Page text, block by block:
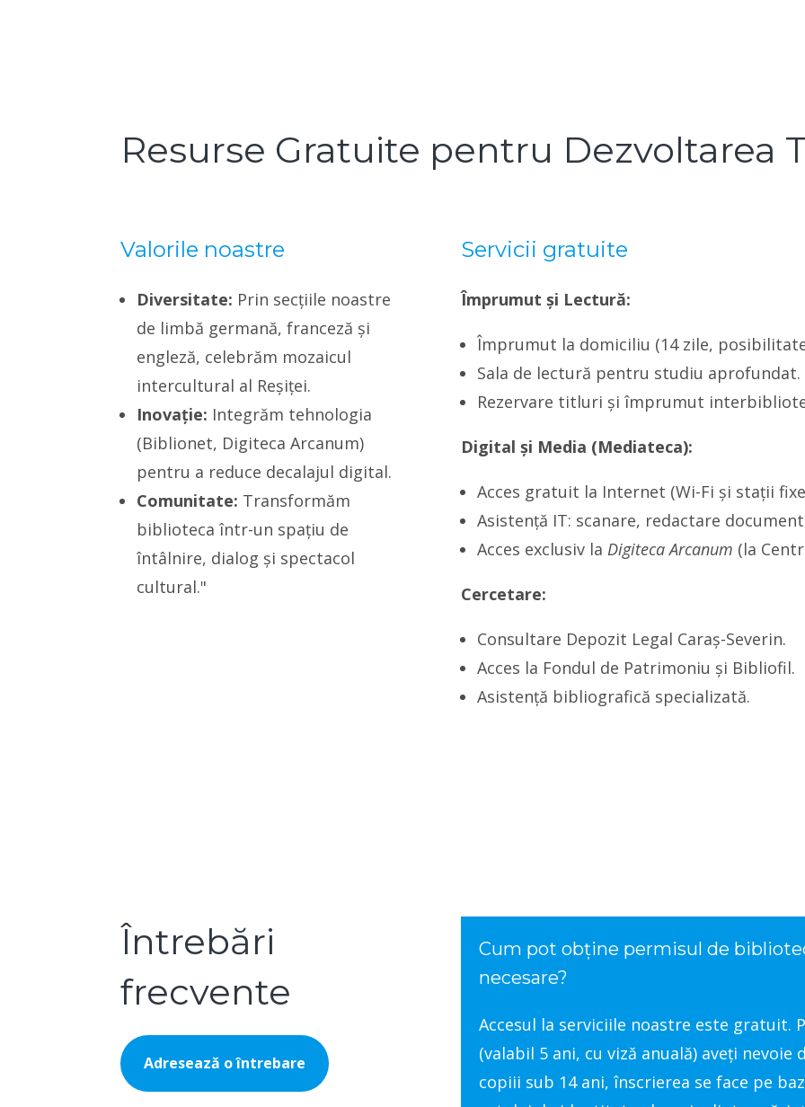
Resurse Gratuite pentru Dezvoltarea
Valorile noastre
Diversitate: Prin secțiile noastre
de limbă germană, franceză și
engleză, celebrăm mozaicul
intercultural al Reșiței.
Inovație: Integrăm tehnologia
(Biblionet, Digiteca Arcanum)
pentru a reduce decalajul digital.
Comunitate: Transformăm
biblioteca într-un spațiu de
întâlnire, dialog și spectacol
cultural."
Servicii gratuite
Împrumut și Lectură:
Împrumut la domiciliu (14 zile,
Sala de lectură pentru studiu aprofundat.
Rezervare titluri și împrumut
Digital și Media (Mediateca):
Acces gratuit la Internet (Wi-Fi și stații
Asistență IT: scanare, redactare
Acces exclusiv la Digiteca Arcanum (la
Cercetare:
Consultare Depozit Legal Caraș-Severin.
Acces la Fondul de Patrimoniu și Bibliofil.
Asistență bibliografică specializată.
Întrebări
frecvente
Adresează o întrebare
Cum pot obține permisul de
necesare?
Accesul la serviciile noastre este gratuit.
(valabil 5 ani, cu viză anuală) aveți
copiii sub 14 ani, înscrierea se face pe